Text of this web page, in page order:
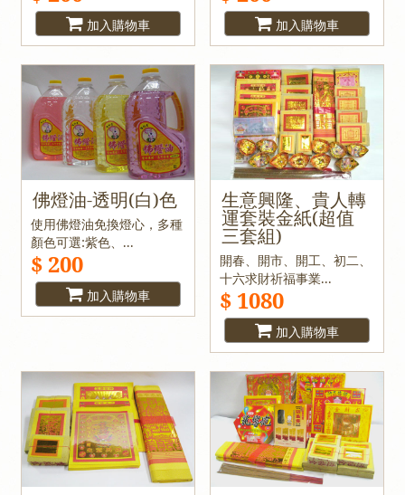
加入購物車 加入購物車
佛燈油-透明(白)色
使用佛燈油免換燈心，多種
顏色可選:紫色、...
$ 200
加入購物車
生意興隆、貴人轉
運套裝金紙(超值
三套組)
開春、開市、開工、初二、
十六求財祈福事業...
$ 1080
加入購物車